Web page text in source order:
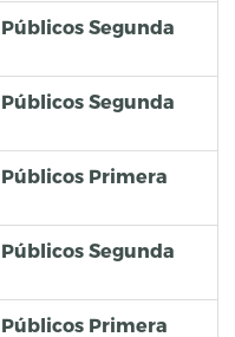
Segunda
Segunda
Primera
Segunda
Primera